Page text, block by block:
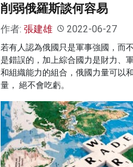
削弱俄羅斯談何容易
作者: 張建雄 2022-06-27
若有人認為俄國只是軍事強國，而
是錯誤的，加上綜合國力是財力、
和組織能力的組合，俄國力量可以
量， 絕不會吃虧。